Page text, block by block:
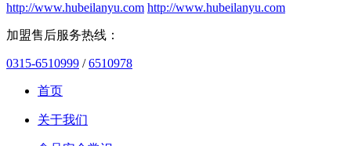
http://www.hubeilanyu.com http://www.hubeilanyu.com
加盟售后服务热线：
0315-6510999 /6510978
首页
关于我们